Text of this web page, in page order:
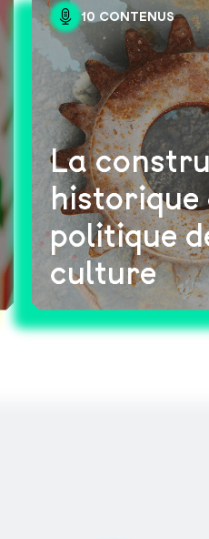
10 CONTENUS
La
historique
politique
culture